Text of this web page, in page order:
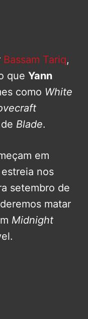
Bassam Tariq,
que Yann
como White
Blade.
em
nos
setembro de
matar
Midnight